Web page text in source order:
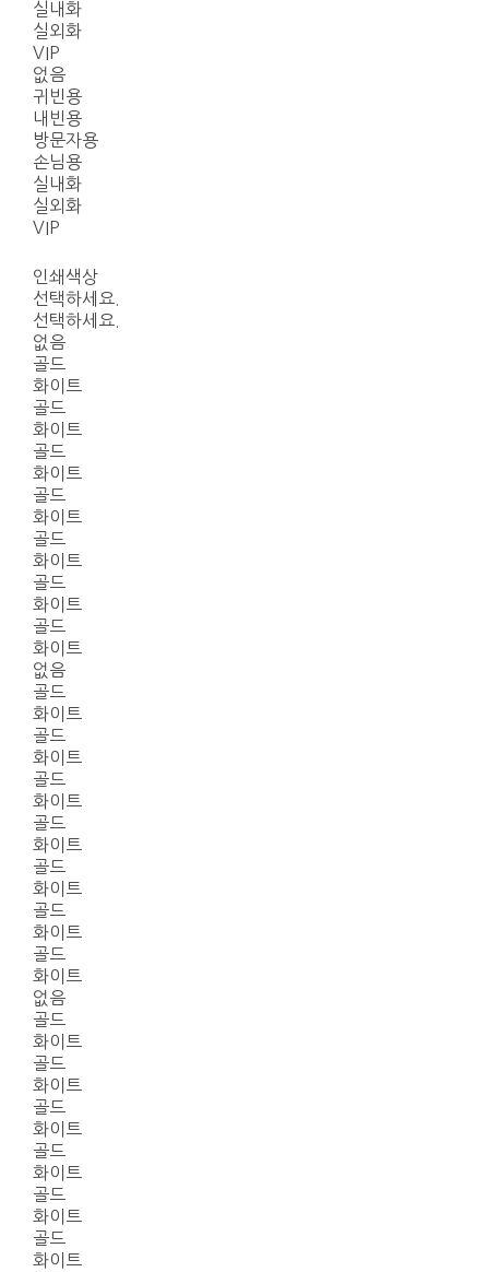
실내화
실외화
VIP
없음
귀빈용
내빈용
방문자용
손님용
실내화
실외화
VIP
인쇄색상
선택하세요.
선택하세요.
없음
골드
화이트
골드
화이트
골드
화이트
골드
화이트
골드
화이트
골드
화이트
골드
화이트
없음
골드
화이트
골드
화이트
골드
화이트
골드
화이트
골드
화이트
골드
화이트
골드
화이트
없음
골드
화이트
골드
화이트
골드
화이트
골드
화이트
골드
화이트
골드
화이트